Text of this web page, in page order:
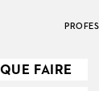
QUE FAIRE